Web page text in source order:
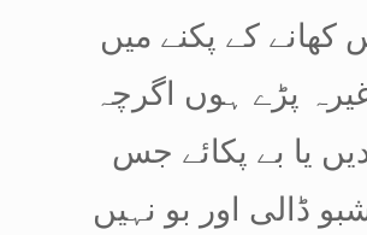
کھانے کے پکنے میں
پڑے ہوں اگرچہ
یا بے پکائے جس
ڈالی اور بو نہیں